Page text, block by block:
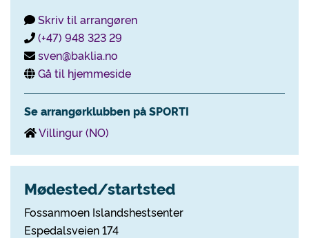
Skriv til arrangøren
(+47) 948 323 29
sven@baklia.no
Gå til hjemmeside
Se arrangørklubben på SPORTI
Villingur (NO)
Mødested/startsted
Fossanmoen Islandshestsenter
Espedalsveien 174